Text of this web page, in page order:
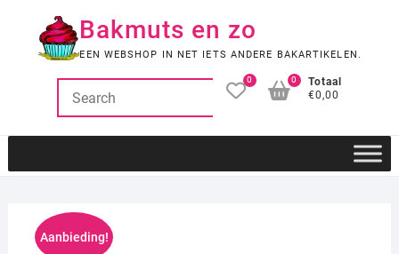
Bakmuts en zo
EEN WEBSHOP IN NET IETS ANDERE BAKARTIKELEN.
0
Totaal
€0,00
0
Aanbieding!